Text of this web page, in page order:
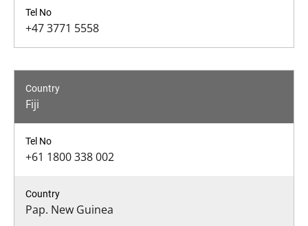
+47 3771 5558
Fiji
+61 1800 338 002
Pap. New Guinea